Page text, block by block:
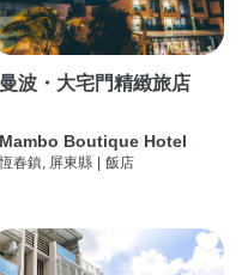
曼波・大宅門精緻旅店
Mambo Boutique Hotel
恆春鎮, 屏東縣 飯店